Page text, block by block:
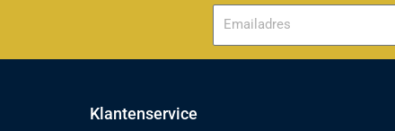
Klantenservice